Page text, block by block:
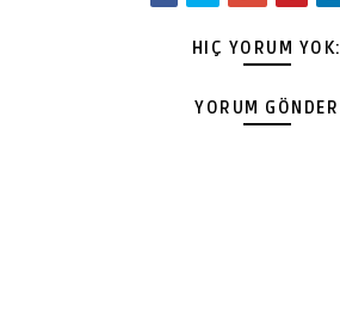
HIÇ YORUM YOK:
YORUM GÖNDER